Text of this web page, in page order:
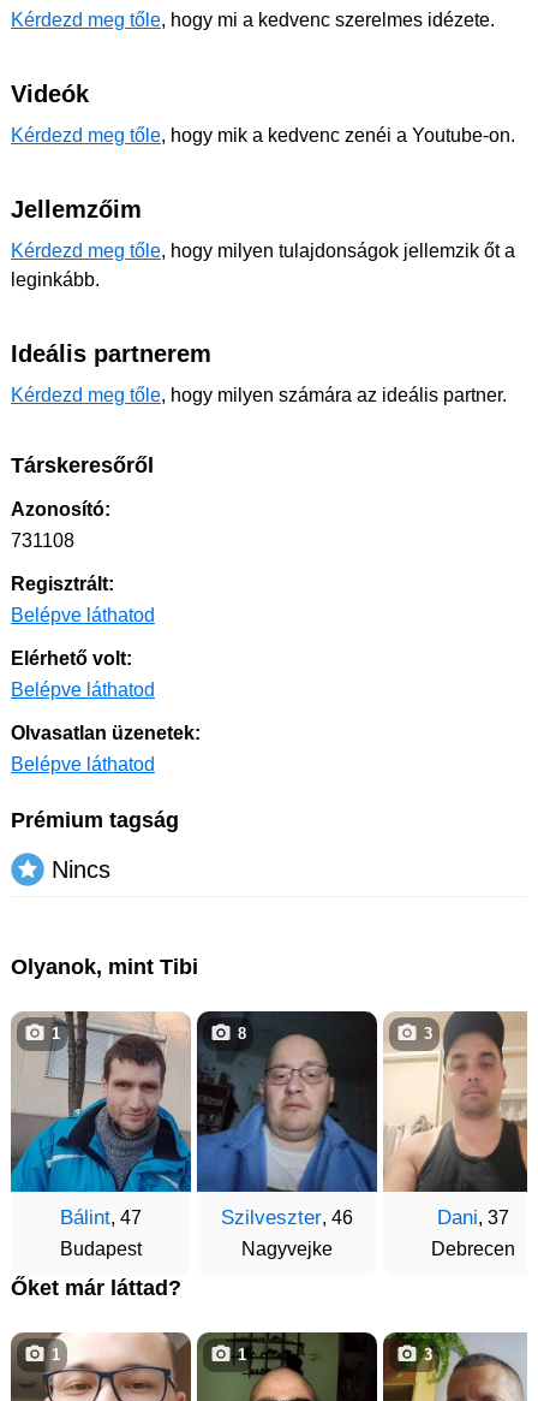
Kérdezd meg tőle, hogy mi a kedvenc szerelmes idézete.
Videók
Kérdezd meg tőle, hogy mik a kedvenc zenéi a Youtube-on.
Jellemzőim
Kérdezd meg tőle, hogy milyen tulajdonságok jellemzik őt a
leginkább.
Ideális partnerem
Kérdezd meg tőle, hogy milyen számára az ideális partner.
Társkeresőről
Azonosító:
731108
Regisztrált:
Belépve láthatod
Elérhető volt:
Belépve láthatod
Olvasatlan üzenetek:
Belépve láthatod
Prémium tagság
Nincs
Olyanok, mint Tibi
Bálint, 47
Budapest
1
Szilveszter, 46
Nagyvejke
8
Dani, 37
Debrecen
3
Őket már láttad?
1 1 3